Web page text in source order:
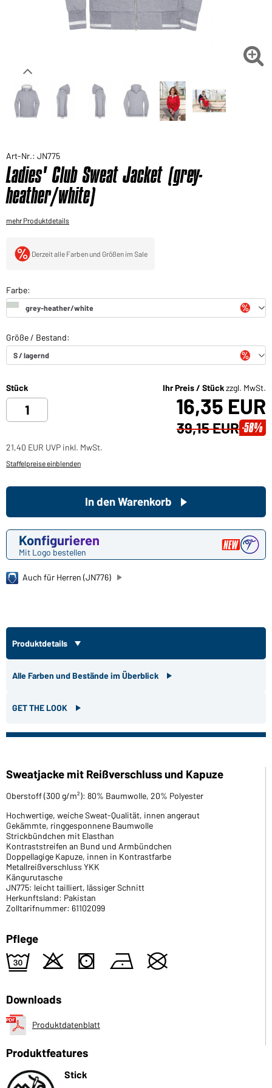
Sie möchten gerne für Ihren privaten Bedarf

Art-Nr.: JN775
Ladies' Club Sweat Jacket (grey-
heather/white)
mehr Produktdetails
Derzeit alle Farben und Größen im Sale
Stück Ihr Preis / Stückzzgl. MwSt.
16,35 EUR
39,15 EUR -58%
21,40 EUR UVP inkl. MwSt.
Staffelpreise einblenden
Konfigurieren
Mit Logo bestellen
In den Warenkorb
Auch für Herren (JN776)
Produktdetails
Alle Farben und Bestände im Überblick
GET THE LOOK
Sweatjacke mit Reißverschluss und Kapuze
Oberstoff (300 g/m²): 80% Baumwolle, 20% Polyester
Hochwertige, weiche Sweat-Qualität, innen angeraut
Gekämmte, ringgesponnene Baumwolle
Strickbündchen mit Elasthan
Kontraststreifen an Bund und Armbündchen
Doppellagige Kapuze, innen in Kontrastfarbe
Metallreißverschluss YKK
Kängurutasche
JN775: leicht tailliert, lässiger Schnitt
Herkunftsland: Pakistan
Zolltarifnummer: 61102099
Pflege
e o s n U
Downloads
Produktdatenblatt
Produktfeatures
Stick